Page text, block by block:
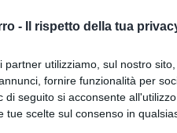
- Il rispetto della tua
partner utilizziamo, sul nostro
fornire funzionalità per
di seguito si acconsente
tue scelte sul consenso in
del Consiglio.
lezione di politica estera
eMarco Carnelosnon
Dalla loro esperienza